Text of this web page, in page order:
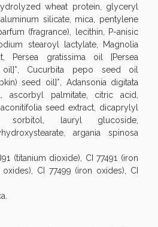
wheat protein, glyceryl
silicate, mica, pentylene
(fragrance), lecithin, P-anisic
stearoyl lactylate, Magnolia
Persea gratissima oil [Persea
oil]*, Cucurbita pepo seed oil
seed oil]*, Adansonia digitata
ascorbyl palmitate, citric acid,
seed extract, dicaprylyl
sorbitol, lauryl glucoside,
argania spinosa
(titanium dioxide), CI 77491 (iron
CI 77499 (iron oxides), CI
Sconti fino al 45% oggi!